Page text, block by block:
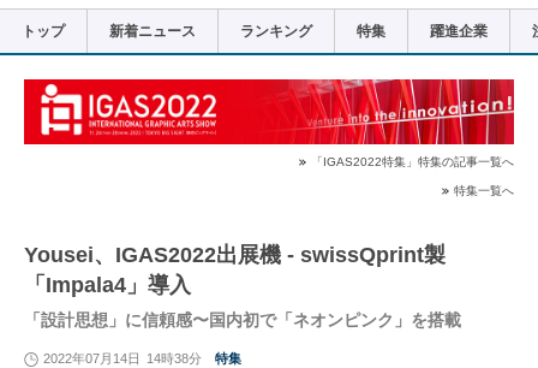
リ
トップ 新着ニュース ランキング 特集 躍進企業
「IGAS2022特集」特集の記事一覧へ
特集一覧へ
Yousei、IGAS2022出展機 - swissQprint製
「Impala4」導入
「設計思想」に信頼感〜国内初で「ネオンピンク」を搭載
2022年07月14日 14時38分 特集